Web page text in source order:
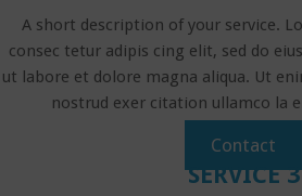
A short description of your service.
consec tetur adipis cing elit, sed do
ut labore et dolore magna aliqua. Ut
nostrud exer citation ullamco la
Contact
SERVICE 3